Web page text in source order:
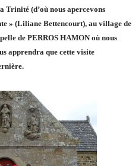
Trinité (d’où nous apercevons
» (Liliane Bettencourt), au village de
de PERROS HAMON où nous
apprendra que cette visite